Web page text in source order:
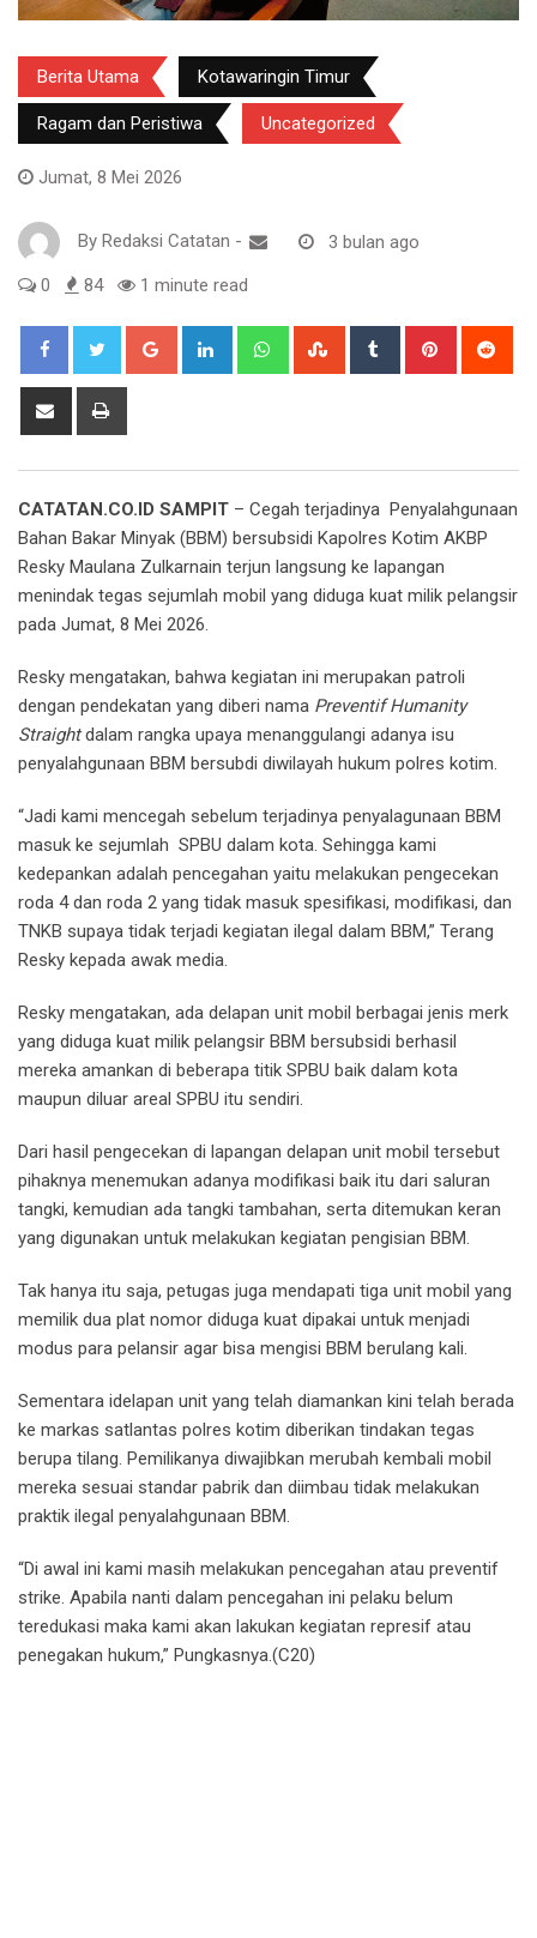
Berita Utama Kotawaringin Timur
Ragam dan Peristiwa Uncategorized
Jumat, 8 Mei 2026
By Redaksi Catatan - 3 bulan ago
0 84 1 minute read
Google+ LinkedIn WhatsappStumbleUpon
Tumblr Pinterest
Share
CATATAN.CO.ID SAMPIT – Cegah terjadinya Penyalahgunaan
Bahan Bakar Minyak (BBM) bersubsidi Kapolres Kotim AKBP
Resky Maulana Zulkarnain terjun langsung ke lapangan
menindak tegas sejumlah mobil yang diduga kuat milik pelangsir
pada Jumat, 8 Mei 2026.
Resky mengatakan, bahwa kegiatan ini merupakan patroli
dengan pendekatan yang diberi nama Preventif Humanity
Straightdalam rangka upaya menanggulangi adanya isu
penyalahgunaan BBM bersubdi diwilayah hukum polres kotim.
“Jadi kami mencegah sebelum terjadinya penyalagunaan BBM
masuk ke sejumlah SPBU dalam kota. Sehingga kami
kedepankan adalah pencegahan yaitu melakukan pengecekan
roda 4 dan roda 2 yang tidak masuk spesifikasi, modifikasi, dan
TNKB supaya tidak terjadi kegiatan ilegal dalam BBM,” Terang
Resky kepada awak media.
Resky mengatakan, ada delapan unit mobil berbagai jenis merk
yang diduga kuat milik pelangsir BBM bersubsidi berhasil
mereka amankan di beberapa titik SPBU baik dalam kota
maupun diluar areal SPBU itu sendiri.
Dari hasil pengecekan di lapangan delapan unit mobil tersebut
pihaknya menemukan adanya modifikasi baik itu dari saluran
tangki, kemudian ada tangki tambahan, serta ditemukan keran
yang digunakan untuk melakukan kegiatan pengisian BBM.
Tak hanya itu saja, petugas juga mendapati tiga unit mobil yang
memilik dua plat nomor diduga kuat dipakai untuk menjadi
modus para pelansir agar bisa mengisi BBM berulang kali.
Sementara idelapan unit yang telah diamankan kini telah berada
ke markas satlantas polres kotim diberikan tindakan tegas
berupa tilang. Pemilikanya diwajibkan merubah kembali mobil
mereka sesuai standar pabrik dan diimbau tidak melakukan
praktik ilegal penyalahgunaan BBM.
“Di awal ini kami masih melakukan pencegahan atau preventif
strike. Apabila nanti dalam pencegahan ini pelaku belum
teredukasi maka kami akan lakukan kegiatan represif atau
penegakan hukum,” Pungkasnya.(C20)